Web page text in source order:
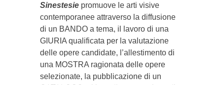
Sinestesie promuove le arti visive
contemporanee attraverso la diffusione
di un BANDO a tema, il lavoro di una
GIURIA qualificata per la valutazione
delle opere candidate, l’allestimento di
una MOSTRA ragionata delle opere
selezionate, la pubblicazione di un